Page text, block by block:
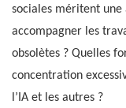
sociales méritent
accompagner les
obsolètes ? Quelles
concentration
l’IA et les autres ?